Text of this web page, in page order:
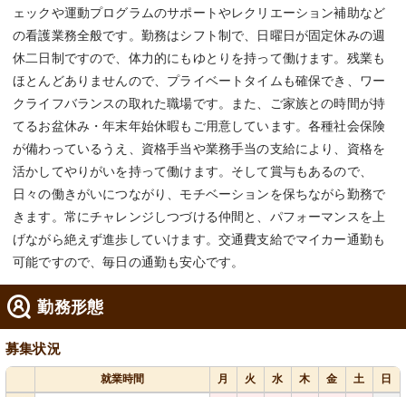
ェックや運動プログラムのサポートやレクリエーション補助など
の看護業務全般です。勤務はシフト制で、日曜日が固定休みの週
休二日制ですので、体力的にもゆとりを持って働けます。残業も
ほとんどありませんので、プライベートタイムも確保でき、ワー
クライフバランスの取れた職場です。また、ご家族との時間が持
てるお盆休み・年末年始休暇もご用意しています。各種社会保険
が備わっているうえ、資格手当や業務手当の支給により、資格を
活かしてやりがいを持って働けます。そして賞与もあるので、
日々の働きがいにつながり、モチベーションを保ちながら勤務で
きます。常にチャレンジしつづける仲間と、パフォーマンスを上
げながら絶えず進歩していけます。交通費支給でマイカー通勤も
可能ですので、毎日の通勤も安心です。
勤務形態
募集状況
就業時間 月 火 水 木 金 土
日